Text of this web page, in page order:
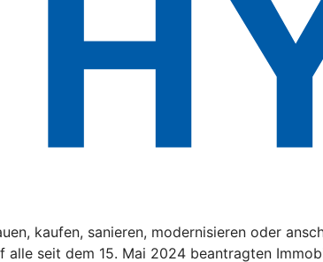
kaufen, sanieren, modernisieren oder
seit dem 15. Mai 2024 beantragten